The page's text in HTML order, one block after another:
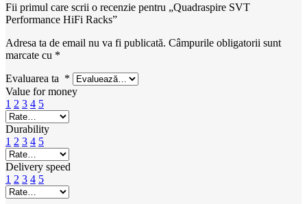
Fii primul care scrii o recenzie pentru „Quadraspire SVT
Performance HiFi Racks”
Adresa ta de email nu va fi publicată. Câmpurile obligatorii sunt
marcate cu *
Evaluarea ta *
Value for money
1 2 3 4 5
Durability
1 2 3 4 5
Delivery speed
1 2 3 4 5